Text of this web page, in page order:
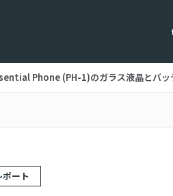
Phone (PH-1)のガラス液晶とバッ
ート